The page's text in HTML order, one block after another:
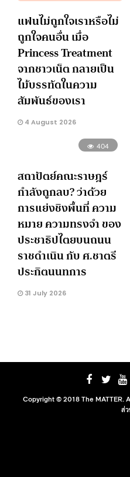
แฟนไม่ถูกใจเราหรือไม่
ถูกใจคนอื่น เมื่อ
Princess Treatment
จากชาวเน็ต กลายเป็น
ไม้บรรทัดในความ
สัมพันธ์ของเรา
4 August 2026
404
สถาปัตย์คณะราษฎร์
กำลังถูกลบ? ว่าด้วย
การแย่งชิงพื้นที่ ความ
หมาย ความทรงจำ ของ
ประชาธิปไตยบนถนน
ราชดำเนิน กับ ศ.ชาตรี
ประกิตนนทการ
31 July 2026
Copyright © 2018 The MATTER.
ส่